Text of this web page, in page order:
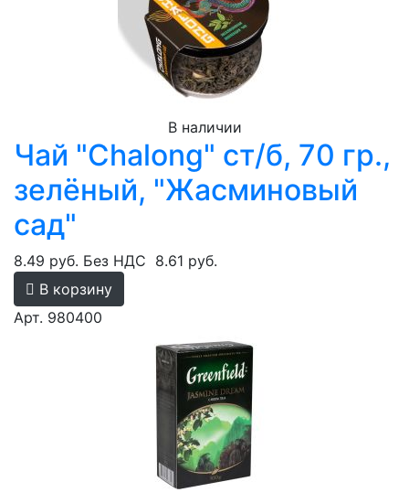
В наличии
Чай "Chalong" ст/б, 70 гр.,
зелёный, "Жасминовый
сад"
8.49 руб. Без НДС 8.61 руб.
В корзину
Арт. 980400